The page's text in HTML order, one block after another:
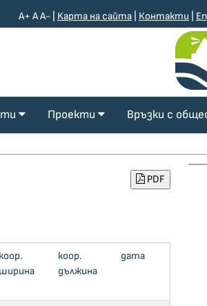
A+ AA- Kарта на сайта Контакти
Проекти Връзки с
PDF
коор.
ширина
коор.
дължина
дата